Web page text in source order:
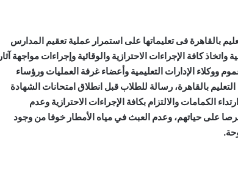
بالقاهرة فى تعليماتها على استمرار عملية تعقيم المدارس
كافة الإجراءات الاحترازية والوقائية وإجراءات مواجهة آثار
ووكلاء الإدارات التعليمية وأعضاء غرفة العمليات ورؤساء
بالقاهرة، رسالة للطلاب قبل انطلاق امتحانات الشهادة
الكمامات والالتزام بكافة الإجراءات الاحترازية وعدم
على حياتهم، وعدم العبث في مياه الأمطار خوفا من وجود